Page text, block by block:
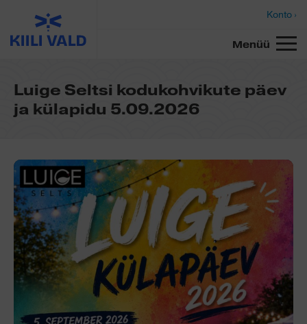
Konto ›
Menüü
Luige Seltsi kodukohvikute päev
ja külapidu 5.09.2026